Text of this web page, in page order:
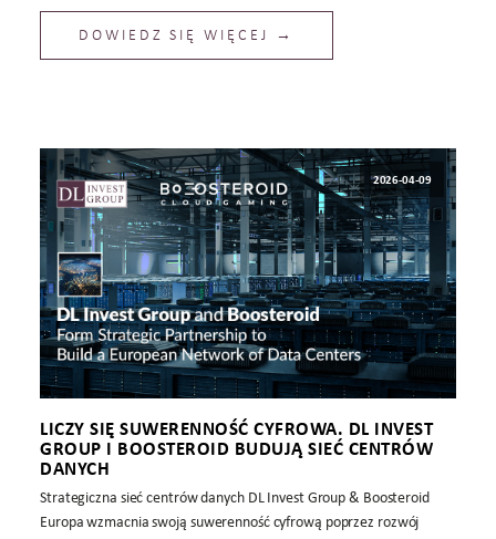
DOWIEDZ SIĘ WIĘCEJ →
2026-04-09
LICZY SIĘ SUWERENNOŚĆ CYFROWA. DL INVEST
GROUP I BOOSTEROID BUDUJĄ SIEĆ CENTRÓW
DANYCH
Strategiczna sieć centrów danych DL Invest Group & Boosteroid
Europa wzmacnia swoją suwerenność cyfrową poprzez rozwój